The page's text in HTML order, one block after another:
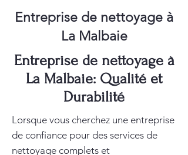
Entreprise de nettoyage à
La Malbaie
Entreprise de nettoyage à
La Malbaie: Qualité et
Durabilité
Lorsque vous cherchez une entreprise
de confiance pour des services de
nettoyage complets et